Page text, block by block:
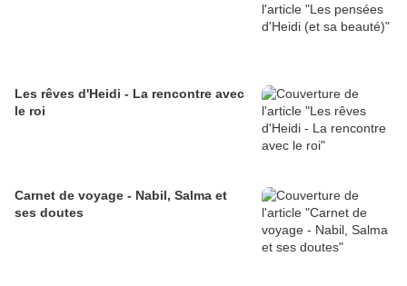
Les rêves d'Heidi - La rencontre avec
le roi
Carnet de voyage - Nabil, Salma et
ses doutes